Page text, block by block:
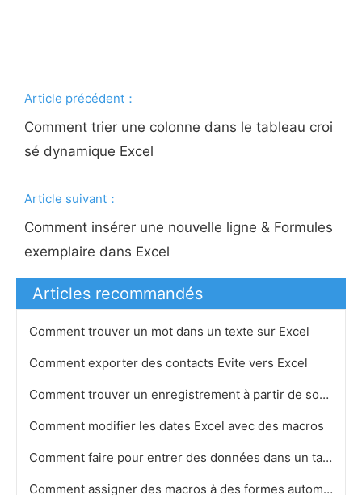
Article précédent：
Comment trier une colonne dans le tableau croi
sé dynamique Excel
Article suivant：
Comment insérer une nouvelle ligne & Formules
exemplaire dans Excel
Articles recommandés
Comment trouver un mot dans un texte sur Excel
Comment exporter des contacts Evite vers Excel
Comment trouver un enregistrement à partir de son ID unique et UserForm dans MS Excel
Comment modifier les dates Excel avec des macros
Comment faire pour entrer des données dans un tableau croisé dynamique dans Excel 2007
Comment assigner des macros à des formes automatiques dans Excel